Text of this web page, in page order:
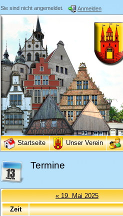
Sie sind nicht angemeldet. Anmelden
Startseite Unser Verein
Termine
« 19. Mai 2025
Zeit